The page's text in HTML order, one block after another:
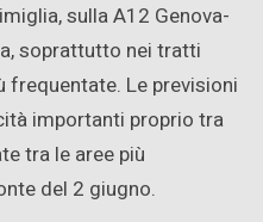
sulla A12 Genova-
soprattutto nei tratti
frequentate. Le previsioni
importanti proprio tra
tra le aree più
del 2 giugno.